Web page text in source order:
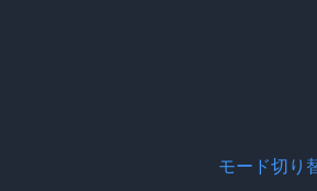
モード切り